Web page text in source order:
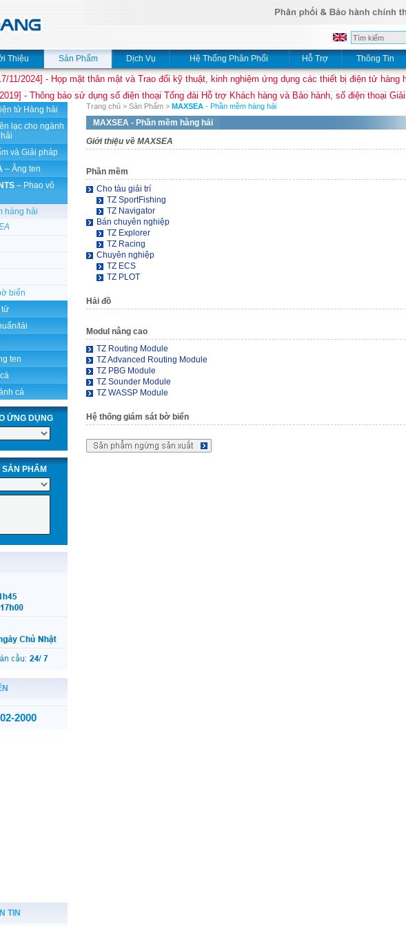
Thiệu Sản Phẩm Dịch Vụ Hệ Thống Phân Phối Hỗ Trợ Thông Tin
11/2024] - Họp mặt thân mật và Trao đổi kỹ thuật, kinh nghiệm ứng dụng các thiết bị điện tử hàng
- Thông báo sử dụng số điện thoại Tổng đài Hỗ trợ Khách hàng và Bảo hành, số điện thoại
tử Hàng hải
lạc cho ngành
và Giải pháp
– Ăng ten
– Phao vô
hàng hải
biển
tử
lái
ten
cá
ỨNG DỤNG
SẢN PHẨM
TIN
Trang chủ > Sản Phẩm > MAXSEA - Phần mềm hàng hải
MAXSEA - Phần mềm hàng hải
Giới thiệu về MAXSEA
Phần mềm
Cho tàu giải trí
TZ SportFishing
TZ Navigator
Bán chuyên nghiệp
TZ Explorer
TZ Racing
Chuyên nghiệp
TZ ECS
TZ PLOT
Hải đồ
Modul nâng cao
TZ Routing Module
TZ Advanced Routing Module
TZ PBG Module
TZ Sounder Module
TZ WASSP Module
Hệ thống giám sát bờ biển